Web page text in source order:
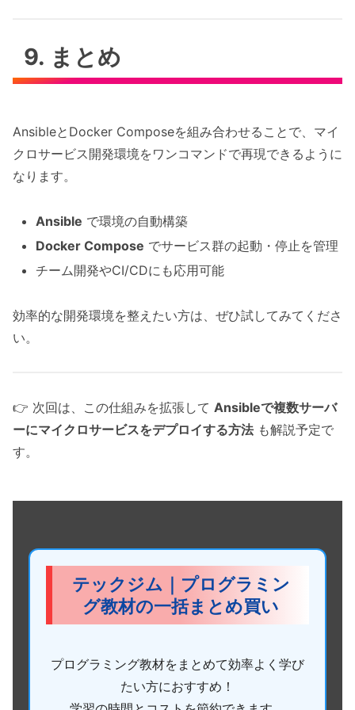
9. まとめ
AnsibleとDocker Composeを組み合わせることで、マイ
クロサービス開発環境をワンコマンドで再現できるように
なります。
Ansible で環境の自動構築
Docker Compose でサービス群の起動・停止を管理
チーム開発やCI/CDにも応用可能
効率的な開発環境を整えたい方は、ぜひ試してみてくださ
い。
👉 次回は、この仕組みを拡張して Ansibleで複数サーバ
ーにマイクロサービスをデプロイする方法も解説予定で
す。
テックジム｜プログラミン
グ教材の一括まとめ買い
プログラミング教材をまとめて効率よく学び
たい方におすすめ！